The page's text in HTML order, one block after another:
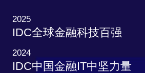
2025
IDC全球金融科技百强
2024
IDC中国金融IT中坚力量